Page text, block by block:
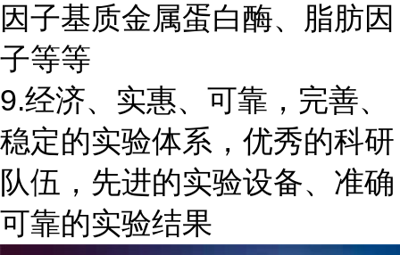
因子基质金属蛋白酶、脂肪因
子等等
9.经济、实惠、可靠，完善、
稳定的实验体系，优秀的科研
队伍，先进的实验设备、准确
可靠的实验结果